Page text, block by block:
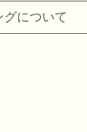
について